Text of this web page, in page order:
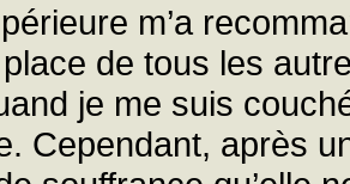
m’a
de tous les
je me suis
Cependant, après